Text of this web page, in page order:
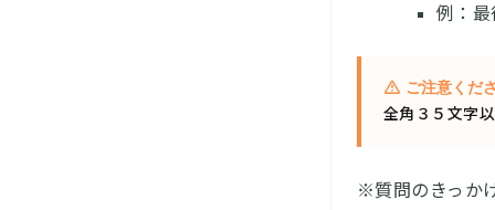
例：
ご注意くだ
全角３５文字
※質問のきっか